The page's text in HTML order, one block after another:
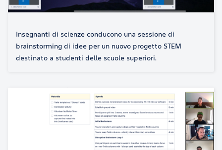
Insegnanti di scienze conducono una sessione di
brainstorming di idee per un nuovo progetto STEM
destinato a studenti delle scuole superiori.